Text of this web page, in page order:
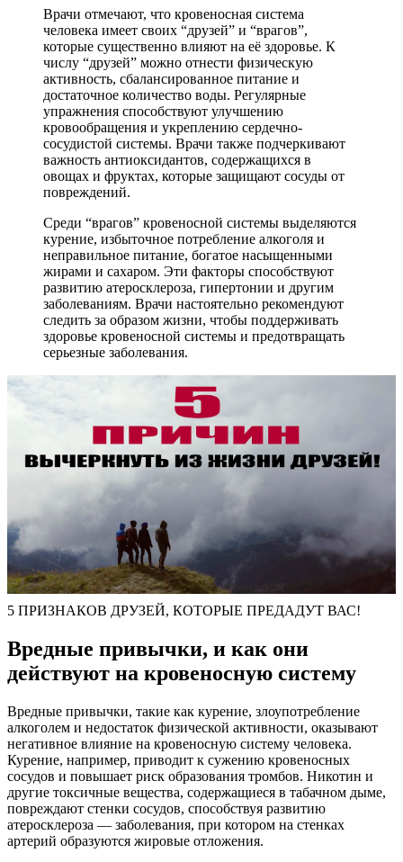
Врачи отмечают, что кровеносная система
человека имеет своих “друзей” и “врагов”,
которые существенно влияют на её здоровье. К
числу “друзей” можно отнести физическую
активность, сбалансированное питание и
достаточное количество воды. Регулярные
упражнения способствуют улучшению
кровообращения и укреплению сердечно-
сосудистой системы. Врачи также подчеркивают
важность антиоксидантов, содержащихся в
овощах и фруктах, которые защищают сосуды от
повреждений.
Среди “врагов” кровеносной системы выделяются
курение, избыточное потребление алкоголя и
неправильное питание, богатое насыщенными
жирами и сахаром. Эти факторы способствуют
развитию атеросклероза, гипертонии и другим
заболеваниям. Врачи настоятельно рекомендуют
следить за образом жизни, чтобы поддерживать
здоровье кровеносной системы и предотвращать
серьезные заболевания.
5 ПРИЗНАКОВ ДРУЗЕЙ, КОТОРЫЕ ПРЕДАДУТ ВАС!
Вредные привычки, и как они
действуют на кровеносную систему
Вредные привычки, такие как курение, злоупотребление
алкоголем и недостаток физической активности, оказывают
негативное влияние на кровеносную систему человека.
Курение, например, приводит к сужению кровеносных
сосудов и повышает риск образования тромбов. Никотин и
другие токсичные вещества, содержащиеся в табачном дыме,
повреждают стенки сосудов, способствуя развитию
атеросклероза — заболевания, при котором на стенках
артерий образуются жировые отложения.